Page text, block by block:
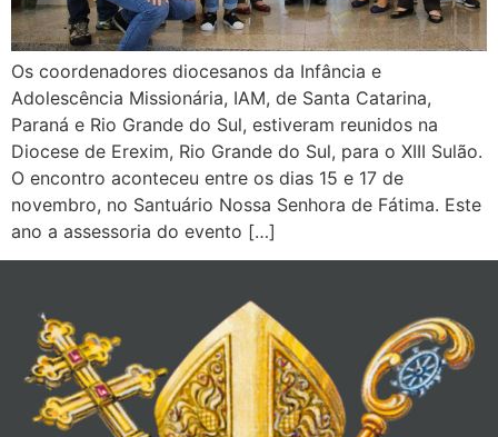
Os coordenadores diocesanos da Infância e
Adolescência Missionária, IAM, de Santa Catarina,
Paraná e Rio Grande do Sul, estiveram reunidos na
Diocese de Erexim, Rio Grande do Sul, para o XIII Sulão.
O encontro aconteceu entre os dias 15 e 17 de
novembro, no Santuário Nossa Senhora de Fátima. Este
ano a assessoria do evento […]